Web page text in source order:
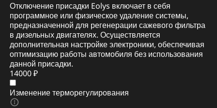
Отключение присадки Eolys включает в себя
программное или физическое удаление системы,
предназначенной для регенерации сажевого фильтра
в дизельных двигателях. Осуществляется
дополнительная настройке электроники, обеспечивая
оптимизацию работы автомобиля без использования
данной присадки.
14000 ₽
Изменение терморегулирования